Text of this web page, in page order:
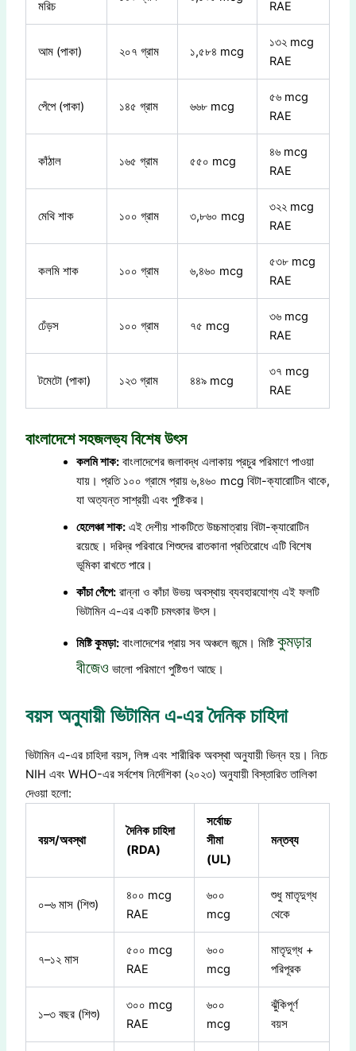
মরিচ RAE
আম (পাকা) ২০৭ গ্রাম ১,৫৮৪ mcg
১৩২ mcg
RAE
পেঁপে (পাকা) ১৪৫ গ্রাম ৬৬৮ mcg
৫৬ mcg
RAE
কাঁঠাল ১৬৫ গ্রাম ৫৫০ mcg
৪৬ mcg
RAE
মেথি শাক ১০০ গ্রাম ৩,৮৬০ mcg
৩২২ mcg
RAE
কলমি শাক ১০০ গ্রাম ৬,৪৬০ mcg
৫৩৮ mcg
RAE
ঢেঁড়স ১০০ গ্রাম ৭৫ mcg
৩৬ mcg
RAE
টমেটো (পাকা) ১২৩ গ্রাম ৪৪৯ mcg
৩৭ mcg
RAE
বাংলাদেশে সহজলভ্য বিশেষ উৎস
কলমি শাক: বাংলাদেশের জলাবদ্ধ এলাকায় প্রচুর পরিমাণে পাওয়া
যায়। প্রতি ১০০ গ্রামে প্রায় ৬,৪৬০ mcg বিটা-ক্যারোটিন থাকে,
যা অত্যন্ত সাশ্রয়ী এবং পুষ্টিকর।
হেলেঞ্চা শাক: এই দেশীয় শাকটিতে উচ্চমাত্রায় বিটা-ক্যারোটিন
রয়েছে। দরিদ্র পরিবারে শিশুদের রাতকানা প্রতিরোধে এটি বিশেষ
ভূমিকা রাখতে পারে।
কাঁচা পেঁপে: রান্না ও কাঁচা উভয় অবস্থায় ব্যবহারযোগ্য এই ফলটি
ভিটামিন এ-এর একটি চমৎকার উৎস।
মিষ্টি কুমড়া: বাংলাদেশের প্রায় সব অঞ্চলে জন্মে। মিষ্টিকুমড়ার
বীজেও ভালো পরিমাণে পুষ্টিগুণ আছে।
বয়স অনুযায়ী ভিটামিন এ-এর দৈনিক চাহিদা
ভিটামিন এ-এর চাহিদা বয়স, লিঙ্গ এবং শারীরিক অবস্থা অনুযায়ী ভিন্ন হয়। নিচে
NIH এবং WHO-এর সর্বশেষ নির্দেশিকা (২০২৩) অনুযায়ী বিস্তারিত তালিকা
দেওয়া হলো:
বয়স/অবস্থা
দৈনিক চাহিদা
(RDA)
সর্বোচ্চ
সীমা
(UL)
মন্তব্য
০–৬ মাস (শিশু)
৪০০ mcg
RAE
৬০০
mcg
শুধু মাতৃদুগ্ধ
থেকে
৭–১২ মাস
৫০০ mcg
RAE
৬০০
mcg
মাতৃদুগ্ধ +
পরিপূরক
১–৩ বছর (শিশু)
৩০০ mcg
RAE
৬০০
mcg
ঝুঁকিপূর্ণ
বয়স